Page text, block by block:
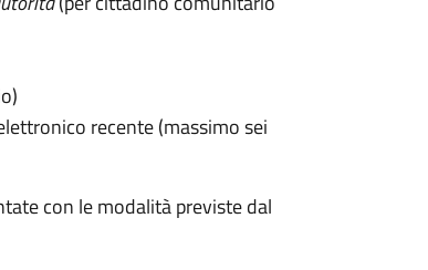
recente (massimo sei
con le modalità previste dal